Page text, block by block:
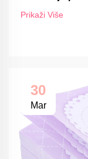
Prikaži Više
30
Mar